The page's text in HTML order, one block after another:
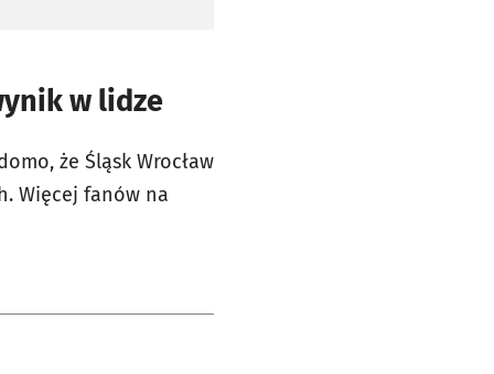
w lidze
że Śląsk Wrocław
Więcej fanów na